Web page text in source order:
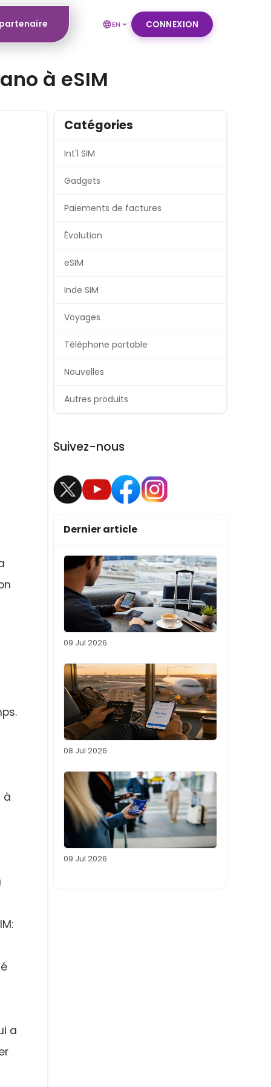
EN CONNEXION
à eSIM
à
a
Catégories
Int'l SIM
Gadgets
Paiements de factures
Évolution
eSIM
Inde SIM
Voyages
Téléphone portable
Nouvelles
Autres produits
Suivez-nous
Dernier article
09 Jul 2026
08 Jul 2026
09 Jul 2026